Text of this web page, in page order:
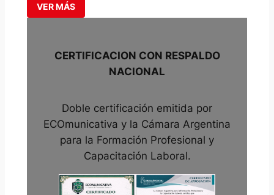
VER MÁS
CERTIFICACION CON RESPALDO
NACIONAL
Doble certificación emitida por
ECOmunicativa y la Cámara Argentina
para la Formación Profesional y
Capacitación Laboral.